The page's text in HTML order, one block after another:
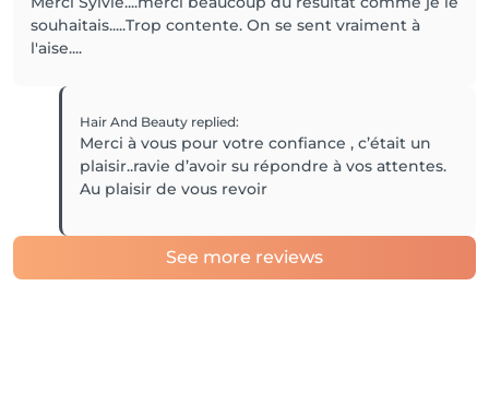
souhaitais.....Trop contente. On se sent vraiment à
l'aise....
Hair And Beauty replied:
Merci à vous pour votre confiance , c’était un
plaisir..ravie d’avoir su répondre à vos attentes.
Au plaisir de vous revoir
See more reviews